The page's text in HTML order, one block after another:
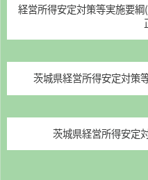
経営所得安定対策等実施要
茨城県経営所得安定対策
茨城県経営所得安定